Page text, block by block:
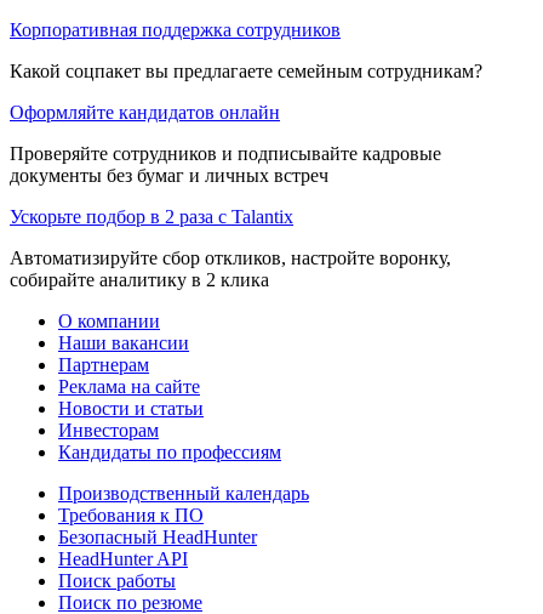
Корпоративная поддержка сотрудников
Какой соцпакет вы предлагаете семейным сотрудникам?
Оформляйте кандидатов онлайн
Проверяйте сотрудников и подписывайте кадровые
документы без бумаг и личных встреч
Ускорьте подбор в 2 раза с Talantix
Автоматизируйте сбор откликов, настройте воронку,
собирайте аналитику в 2 клика
О компании
Наши вакансии
Партнерам
Реклама на сайте
Новости и статьи
Инвесторам
Кандидаты по профессиям
Производственный календарь
Требования к ПО
Безопасный HeadHunter
HeadHunter API
Поиск работы
Поиск по резюме